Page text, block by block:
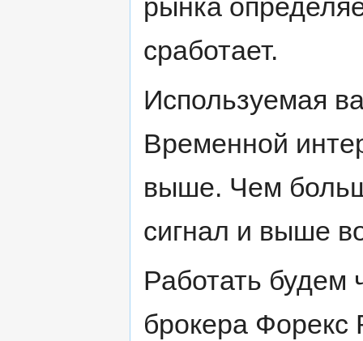
рынка
сработает.
Используемая
Временной
выше. Чем
сигнал и выше
Работать будем
брокера Форекс